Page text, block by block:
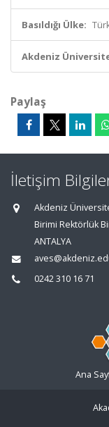
Basıldığı Ülke:
Akdeniz
Paylaş
İletişim
Akdeniz
Birimi Rektörlük
ANTALYA
0242 310 16 71
Ana